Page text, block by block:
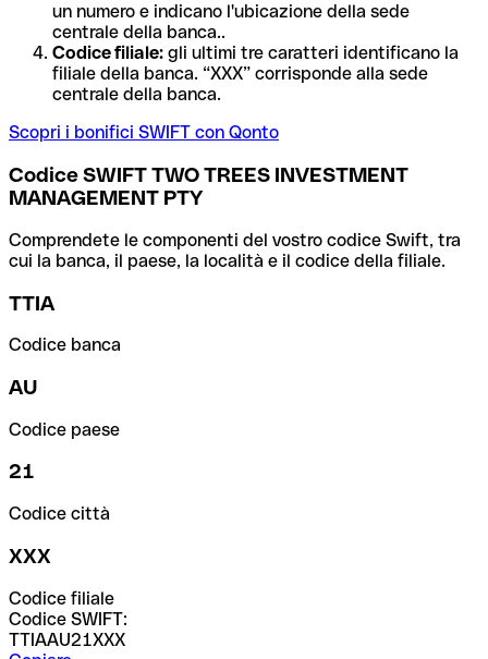
un numero e indicano l'ubicazione della sede
centrale della banca..
Codice filiale: gli ultimi tre caratteri identificano la
filiale della banca. “XXX” corrisponde alla sede
centrale della banca.
Scopri i bonifici SWIFT con Qonto
Codice SWIFT TWO TREES INVESTMENT
MANAGEMENT PTY
Comprendete le componenti del vostro codice Swift, tra
cui la banca, il paese, la località e il codice della filiale.
TTIA
Codice banca
AU
Codice paese
21
Codice città
XXX
Codice filiale
Codice SWIFT:
TTIAAU21XXX